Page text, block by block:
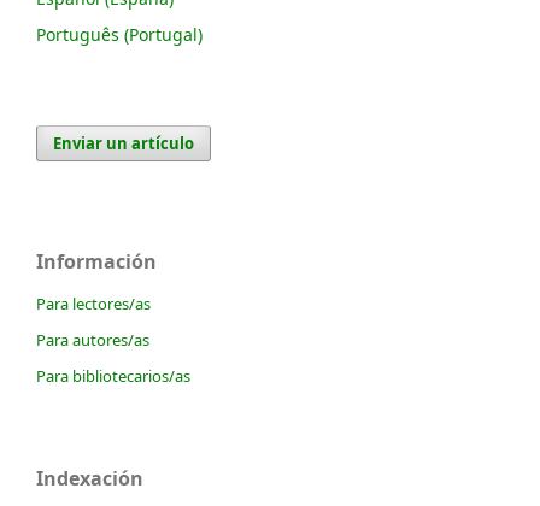
Português (Portugal)
Enviar un artículo
Información
Para lectores/as
Para autores/as
Para bibliotecarios/as
Indexación